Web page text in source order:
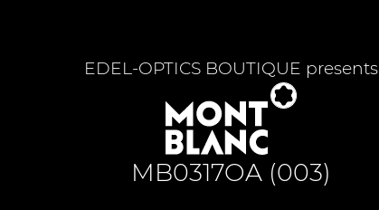
MB0317OA (003)
EDEL-OPTICS BOUTIQUE presents